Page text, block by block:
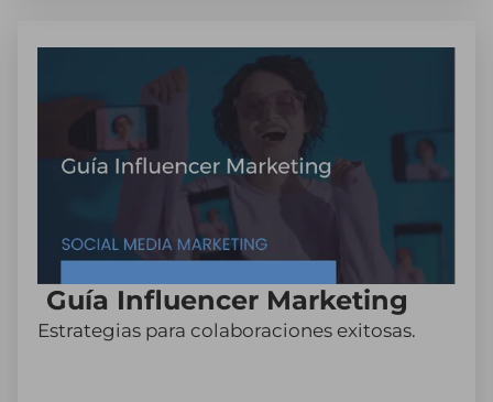
Guía Influencer Marketing
Estrategias para colaboraciones exitosas.